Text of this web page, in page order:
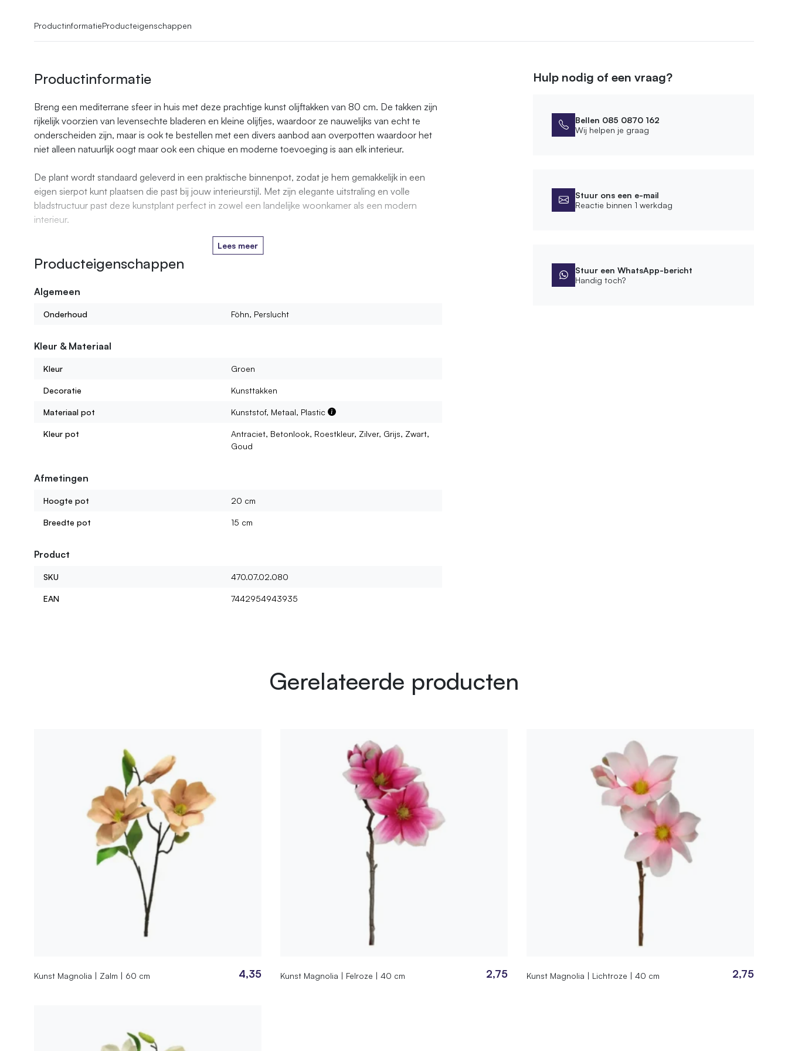
ProductinformatieProducteigenschappen
Productinformatie
Breng een mediterrane sfeer in huis met deze prachtige kunst olijftakken van 80 cm. De takken zijn
rijkelijk voorzien van levensechte bladeren en kleine olijfjes, waardoor ze nauwelijks van echt te
onderscheiden zijn, maar is ook te bestellen met een divers aanbod aan overpotten waardoor het
niet alleen natuurlijk oogt maar ook een chique en moderne toevoeging is aan elk interieur.
De plant wordt standaard geleverd in een praktische binnenpot, zodat je hem gemakkelijk in een
eigen sierpot kunt plaatsen die past bij jouw interieurstijl. Met zijn elegante uitstraling en volle
bladstructuur past deze kunstplant perfect in zowel een landelijke woonkamer als een modern
interieur.
Lees meer
Producteigenschappen
Algemeen
Onderhoud Föhn, Perslucht
Kleur & Materiaal
Kleur Groen
Decoratie Kunsttakken
Materiaal pot Kunststof, Metaal, Plastic
Kleur pot
Antraciet, Betonlook, Roestkleur, Zilver, Grijs, Zwart,
Goud
Afmetingen
Hoogte pot 20 cm
Breedte pot 15 cm
Product
SKU 470.07.02.080
EAN 7442954943935
Hulp nodig of een vraag?
Bellen 085 0870 162
Wij helpen je graag
Stuur ons een e-mail
Reactie binnen 1 werkdag
Stuur een WhatsApp-bericht
Handig toch?
Gerelateerde producten
Kunst Magnolia | Zalm | 60 cm 4,35 Kunst Magnolia | Felroze | 40 cm 2,75 Kunst Magnolia | Lichtroze | 40 cm 2,75